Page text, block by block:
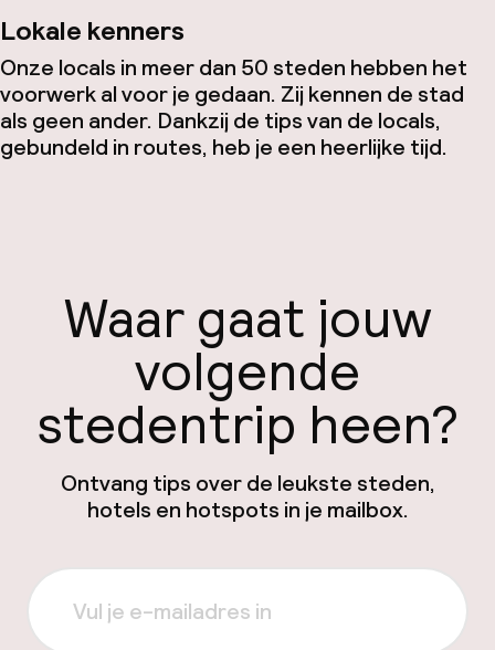
Lokale kenners
Onze locals in meer dan 50 steden hebben het
voorwerk al voor je gedaan. Zij kennen de stad
als geen ander. Dankzij de tips van de locals,
gebundeld in routes, heb je een heerlijke tijd.
Waar gaat jouw
volgende
stedentrip heen?
Ontvang tips over de leukste steden,
hotels en hotspots in je mailbox.